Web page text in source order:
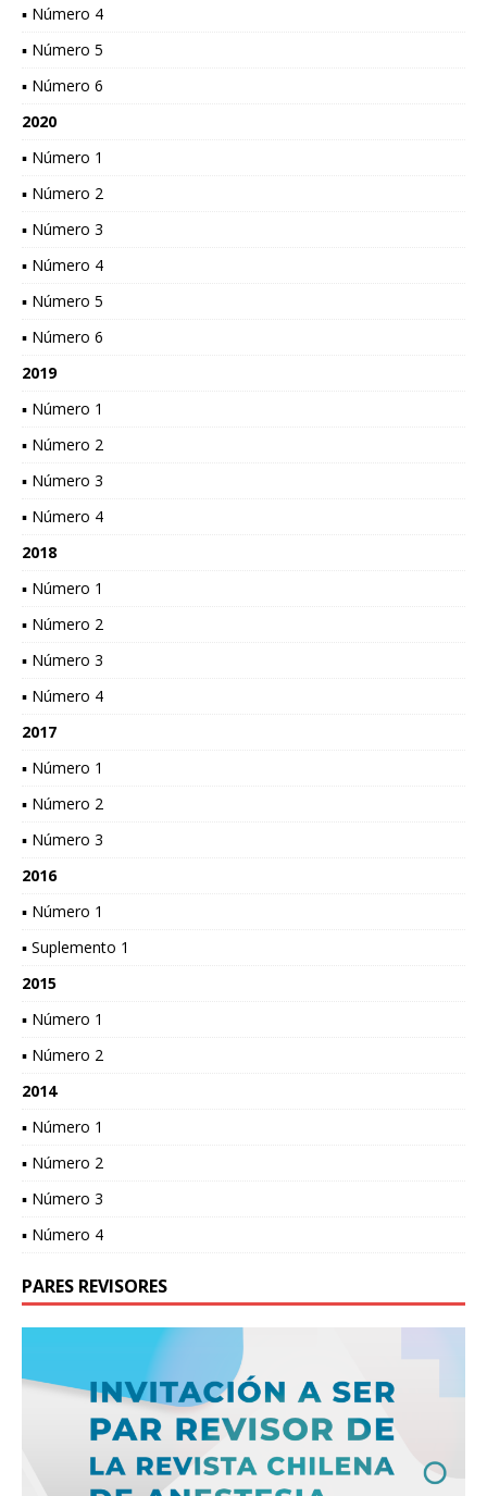
▪ Número 4
▪ Número 5
▪ Número 6
2020
▪ Número 1
▪ Número 2
▪ Número 3
▪ Número 4
▪ Número 5
▪ Número 6
2019
▪ Número 1
▪ Número 2
▪ Número 3
▪ Número 4
2018
▪ Número 1
▪ Número 2
▪ Número 3
▪ Número 4
2017
▪ Número 1
▪ Número 2
▪ Número 3
2016
▪ Número 1
▪ Suplemento 1
2015
▪ Número 1
▪ Número 2
2014
▪ Número 1
▪ Número 2
▪ Número 3
▪ Número 4
PARES REVISORES